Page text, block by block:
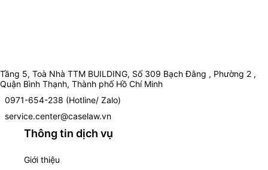
Tầng 5, Toà Nhà TTM BUILDING, Số 309 Bạch Đằng , Phường 2 ,
Quận Bình Thạnh, Thành phố Hồ Chí Minh
0971-654-238 (Hotline/ Zalo)
service.center@caselaw.vn
Thông tin dịch vụ
Giới thiệu